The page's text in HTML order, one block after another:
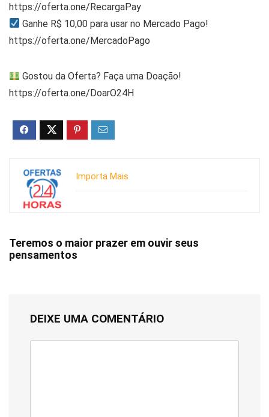
https://oferta.one/RecargaPay
Ganhe R$ 10,00 para usar no Mercado Pago!
https://oferta.one/MercadoPago
Gostou da Oferta? Faça uma Doação!
https://oferta.one/DoarO24H
Importa Mais
Teremos o maior prazer em ouvir seus
pensamentos
DEIXE UMA COMENTÁRIO